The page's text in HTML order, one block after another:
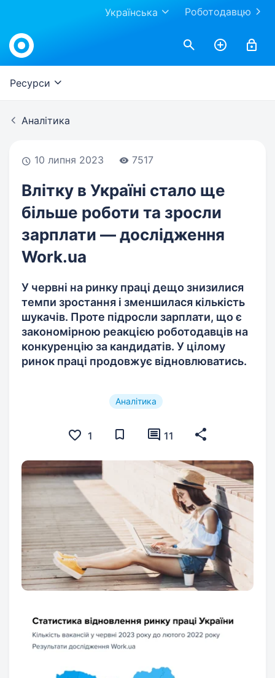
Роботодавцю
Українська
Work.ua
Ресурси
Аналітика
10 липня 2023 7517
Влітку в Україні стало ще
більше роботи та зросли
зарплати — дослідження
Work.ua
У червні на ринку праці дещо знизилися
темпи зростання і зменшилася кількість
шукачів. Проте підросли зарплати, що є
закономірною реакцією роботодавців на
конкуренцію за кандидатів. У цілому
ринок праці продовжує відновлюватись.
Аналітика
1 11